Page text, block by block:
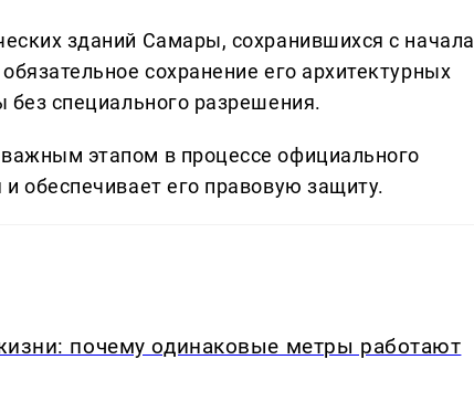
зданий Самары, сохранившихся с начала
сохранение его архитектурных
без специального разрешения.
этапом в процессе официального
обеспечивает его правовую защиту.
почему одинаковые метры работают